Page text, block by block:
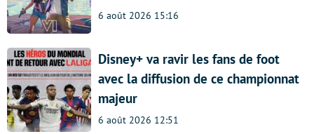
6 août 2026 15:16
Disney+ va ravir les fans de foot
avec la diffusion de ce championnat
majeur
6 août 2026 12:51